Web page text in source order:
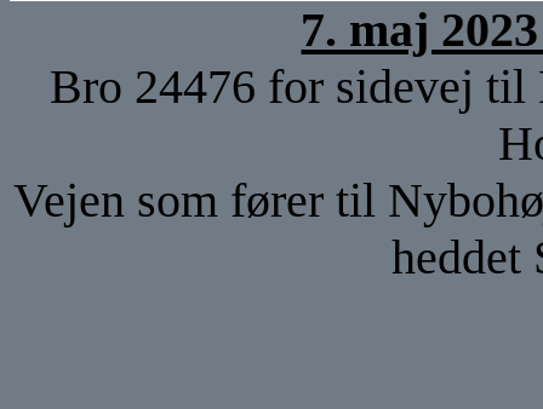
7. maj
Bro 24476 for sidevej
Vejen som fører til
heddet